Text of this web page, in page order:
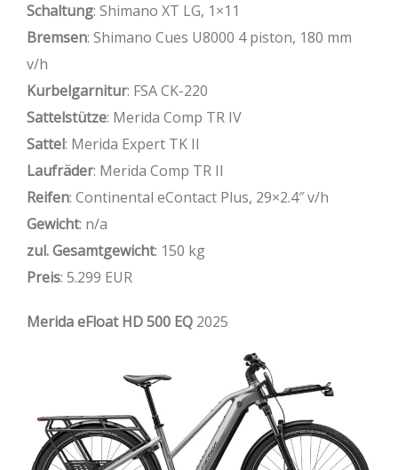
Schaltung: Shimano XT LG, 1×11
Bremsen: Shimano Cues U8000 4 piston, 180 mm
v/h
Kurbelgarnitur: FSA CK-220
Sattelstütze: Merida Comp TR IV
Sattel: Merida Expert TK II
Laufräder: Merida Comp TR II
Reifen: Continental eContact Plus, 29×2.4″ v/h
Gewicht: n/a
zul. Gesamtgewicht: 150 kg
Preis: 5.299 EUR
Merida eFloat HD 500 EQ 2025